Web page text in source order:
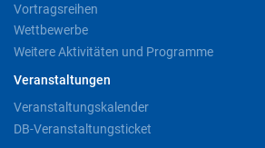
Vortragsreihen
Wettbewerbe
Weitere Aktivitäten und Programme
Veranstaltungen
Veranstaltungskalender
DB-Veranstaltungsticket